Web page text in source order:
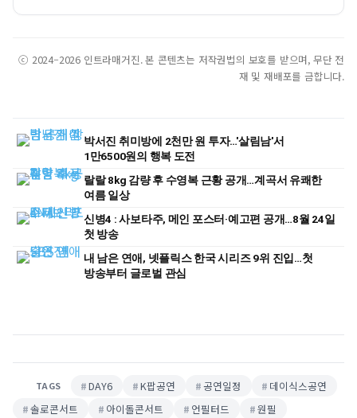
ⓒ 2024–2026 인트라매거진. 본 콘텐츠는 저작권법의 보호를 받으며, 무단 전
재 및 재배포를 금합니다.
박서진 취미방에 2천만 원 투자…'살림남'서
1만6500원의 행복 도전
랄랄 8kg 감량 후 수영복 근황 공개…계곡서 유쾌한
여름 일상
신병4 : 사보타주, 메인 포스터·예고편 공개…8월 24일
첫 방송
내 남은 연애, 넷플릭스 한국 시리즈 9위 진입…첫
방송부터 글로벌 관심
TAGS DAY6 K팝공연 공연일정
데이식스공연
솔로콘서트
아이돌콘서트 언필터드
원필